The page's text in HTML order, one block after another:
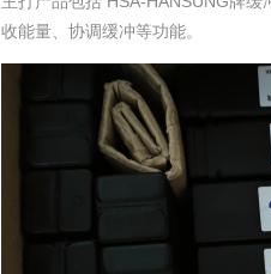
收能量、协调缓冲等功能。 ‌